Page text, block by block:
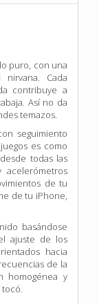
puro, con una
Cada
contribuye a
Así no da
temazos.
seguimiento
es como
todas las
acelerómetros
de tu
de tu iPhone,
basándose
ajuste de los
hacia
de la
homogénea y